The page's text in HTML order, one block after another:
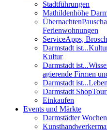
Stadtführungen
Mathildenhöhe
Übernachten
Ferienwohnungen
ServiceApps,
Darmstadt
Kultur
Darmstadt
agierende Firmen
Darmstadt ist...Leben
Darmstadt Shop
Einkaufen
Events und Märkte
Darmstädter